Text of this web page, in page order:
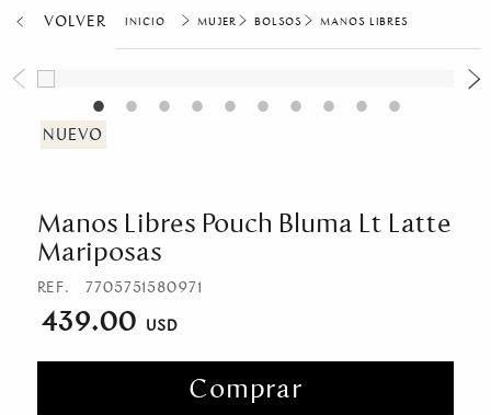
Venezuela
VOLVER MUJER BOLSOS MANOS LIBRES
Manos Libres Pouch Bluma Lt Latte
Mariposas
REF. 7705751580971
439.00
Comprar